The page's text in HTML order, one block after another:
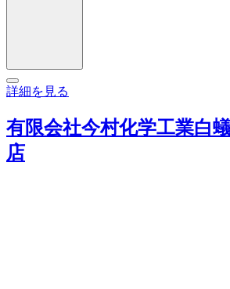
詳細を見る
有限会社今村化学工業白
店